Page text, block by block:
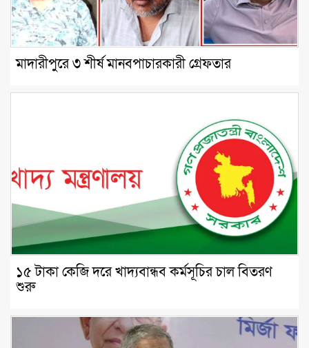
মাদারীপুরে ৩ শীর্ষ মানবপাচারকারী গ্রেফতার
১৫ টাকা কেজি দরে খাদ্যবান্ধব কর্মসূচির চাল বিতরণ
শুরু